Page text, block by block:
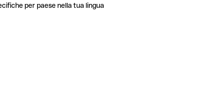
per paese nella tua lingua